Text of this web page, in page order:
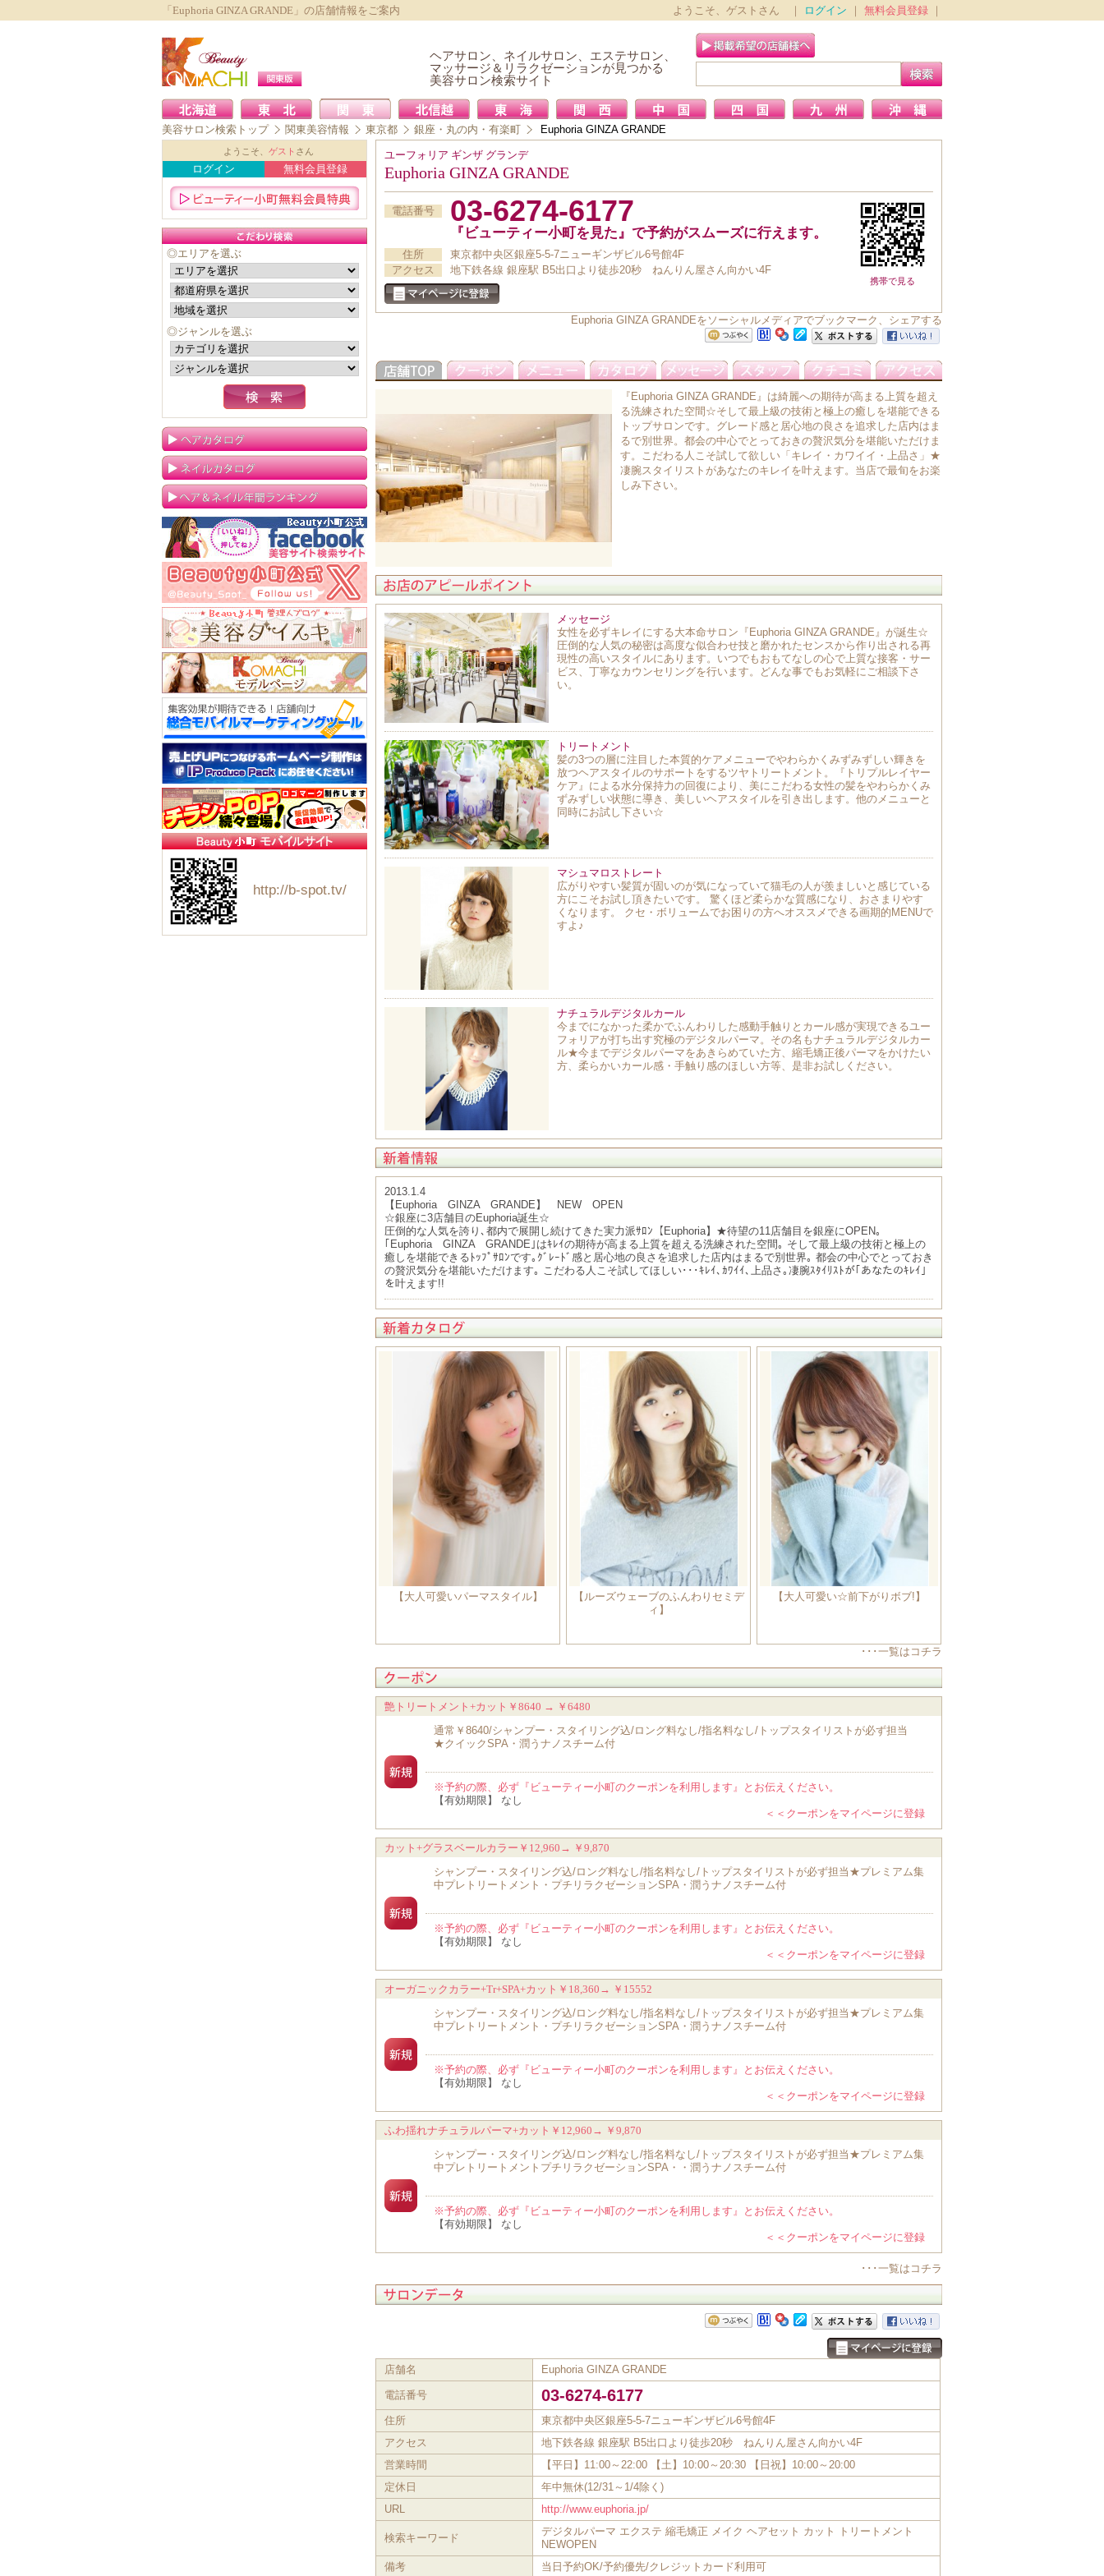
「Euphoria GINZA GRANDE」の店舗情報をご案内 ようこそ、ゲストさん ｜ ログイン 無料会員登録
ヘアサロン、ネイルサロン、エステサロン、
マッサージ＆リラクゼーションが見つかる
美容サロン検索サイト
美容サロン検索トップ 関東美容情報 東京都 銀座・丸の内・有楽町 Euphoria GINZA GRANDE
ユーフォリア ギンザ グランデ
Euphoria GINZA GRANDE
携帯で見る
電話番号 03-6274-6177
『ビューティー小町を見た』で予約がスムーズに行えます。
住所
東京都中央区銀座5-5-7ニューギンザビル6号館4F
アクセス
地下鉄各線 銀座駅 B5出口より徒歩20秒 ねんりん屋さん向かい4F
Euphoria GINZA GRANDEをソーシャルメディアでブックマーク、シェアする
『Euphoria GINZA GRANDE』は綺麗への期待が高まる上質を超え
る洗練された空間☆そして最上級の技術と極上の癒しを堪能できる
トップサロンです。グレード感と居心地の良さを追求した店内はま
るで別世界。都会の中心でとっておきの贅沢気分を堪能いただけま
す。こだわる人こそ試して欲しい「キレイ・カワイイ・上品さ」★
凄腕スタイリストがあなたのキレイを叶えます。当店で最旬をお楽
しみ下さい。
メッセージ
女性を必ずキレイにする大本命サロン『Euphoria GINZA GRANDE』が誕生☆
圧倒的な人気の秘密は高度な似合わせ技と磨かれたセンスから作り出される再
現性の高いスタイルにあります。いつでもおもてなしの心で上質な接客・サー
ビス、丁寧なカウンセリングを行います。どんな事でもお気軽にご相談下さ
い。
トリートメント
髪の3つの層に注目した本質的ケアメニューでやわらかくみずみずしい輝きを
放つヘアスタイルのサポートをするツヤトリートメント。『トリプルレイヤー
ケア』による水分保持力の回復により、美にこだわる女性の髪をやわらかくみ
ずみずしい状態に導き、美しいヘアスタイルを引き出します。他のメニューと
同時にお試し下さい☆
マシュマロストレート
広がりやすい髪質が固いのが気になっていて猫毛の人が羨ましいと感じている
方にこそお試し頂きたいです。 驚くほど柔らかな質感になり、おさまりやす
くなります。 クセ・ボリュームでお困りの方へオススメできる画期的MENUで
すよ♪
ナチュラルデジタルカール
今までになかった柔かでふんわりした感動手触りとカール感が実現できるユー
フォリアが打ち出す究極のデジタルパーマ。その名もナチュラルデジタルカー
ル★今までデジタルパーマをあきらめていた方、縮毛矯正後パーマをかけたい
方、柔らかいカール感・手触り感のほしい方等、是非お試しください。
2013.1.4
【Euphoria GINZA GRANDE】 NEW OPEN
☆銀座に3店舗目のEuphoria誕生☆
圧倒的な人気を誇り､都内で展開し続けてきた実力派ｻﾛﾝ【Euphoria】★待望の11店舗目を銀座にOPEN｡
｢Euphoria GINZA GRANDE｣はｷﾚｲの期待が高まる上質を超える洗練された空間｡ そして最上級の技術と極上の
癒しを堪能できるﾄｯﾌﾟｻﾛﾝです｡ｸﾞﾚｰﾄﾞ感と居心地の良さを追求した店内はまるで別世界｡ 都会の中心でとっておき
の贅沢気分を堪能いただけます｡ こだわる人こそ試してほしい･･･ｷﾚｲ､ｶﾜｲｲ､上品さ｡凄腕ｽﾀｲﾘｽﾄが｢あなたのｷﾚｲ｣
を叶えます!!
【大人可愛いパーマスタイル】
【ルーズウェーブのふんわりセミデ
ィ】
【大人可愛い☆前下がりボブ!】
･･･一覧はコチラ
艶トリートメント+カット￥8640 → ￥6480
通常￥8640/シャンプー・スタイリング込/ロング料なし/指名料なし/トップスタイリストが必ず担当
★クイックSPA・潤うナノスチーム付
※予約の際、必ず『ビューティー小町のクーポンを利用します』とお伝えください。
【有効期限】 なし
＜＜クーポンをマイページに登録
カット+グラスベールカラー￥12,960→ ￥9,870
シャンプー・スタイリング込/ロング料なし/指名料なし/トップスタイリストが必ず担当★プレミアム集
中プレトリートメント・プチリラクゼーションSPA・潤うナノスチーム付
※予約の際、必ず『ビューティー小町のクーポンを利用します』とお伝えください。
【有効期限】 なし
＜＜クーポンをマイページに登録
オーガニックカラー+Tr+SPA+カット￥18,360→ ￥15552
シャンプー・スタイリング込/ロング料なし/指名料なし/トップスタイリストが必ず担当★プレミアム集
中プレトリートメント・プチリラクゼーションSPA・潤うナノスチーム付
※予約の際、必ず『ビューティー小町のクーポンを利用します』とお伝えください。
【有効期限】 なし
＜＜クーポンをマイページに登録
ふわ揺れナチュラルパーマ+カット￥12,960→ ￥9,870
シャンプー・スタイリング込/ロング料なし/指名料なし/トップスタイリストが必ず担当★プレミアム集
中プレトリートメントプチリラクゼーションSPA・・潤うナノスチーム付
※予約の際、必ず『ビューティー小町のクーポンを利用します』とお伝えください。
【有効期限】 なし
＜＜クーポンをマイページに登録
･･･一覧はコチラ
店舗名 Euphoria GINZA GRANDE
電話番号 03-6274-6177
住所
東京都中央区銀座5-5-7ニューギンザビル6号館4F
アクセス
地下鉄各線 銀座駅 B5出口より徒歩20秒 ねんりん屋さん向かい4F
営業時間
【平日】11:00～22:00 【土】10:00～20:30 【日祝】10:00～20:00
定休日
年中無休(12/31～1/4除く)
URL
http://www.euphoria.jp/
検索キーワード
デジタルパーマ エクステ 縮毛矯正 メイク ヘアセット カット トリートメント
NEWOPEN
備考
当日予約OK/予約優先/クレジットカード利用可
ようこそ、 ゲスト さん
ログイン 無料会員登録
◎エリアを選ぶ
◎ジャンルを選ぶ
http://b-spot.tv/